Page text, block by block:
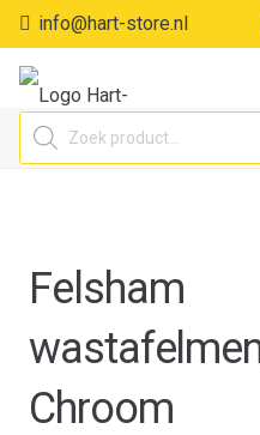
info@hart-store.nl
Producten
zoeken
Felsham
Chroom